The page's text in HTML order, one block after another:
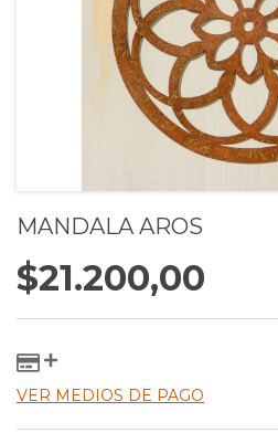
MANDALA AROS
$21.200,00
VER MEDIOS DE PAGO